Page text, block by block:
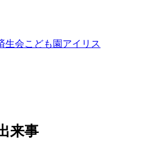
生会こども園アイリス
来事